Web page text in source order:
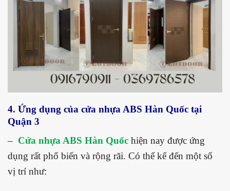
4. Ứng dụng của cửa nhựa ABS Hàn Quốc tại
Quận 3
– Cửa nhựa ABS Hàn Quốc hiện nay được ứng
dụng rất phổ biến và rộng rãi. Có thể kể đến một số
vị trí như: